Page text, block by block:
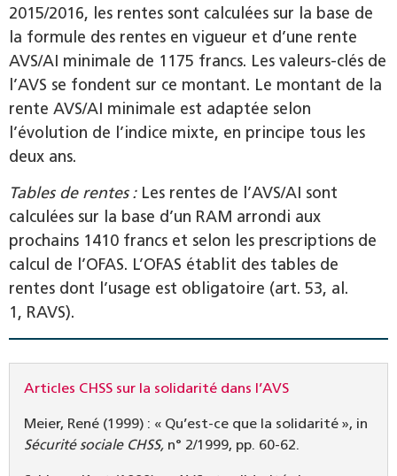
2015/2016, les rentes sont calculées sur la base de
la formule des rentes en vigueur et d’une rente
AVS/AI minimale de 1175 francs. Les valeurs-clés de
l’AVS se fondent sur ce montant. Le montant de la
rente AVS/AI minimale est adaptée selon
l’évolution de l’indice mixte, en principe tous les
deux ans.
Tables de rentes :Les rentes de l’AVS/AI sont
calculées sur la base d’un RAM arrondi aux
prochains 1410 francs et selon les prescriptions de
calcul de l’OFAS. L’OFAS établit des tables de
rentes dont l’usage est obligatoire (art. 53, al.
1, RAVS).
Articles CHSS sur la solidarité dans l’AVS
Meier, René (1999) : « Qu’est-ce que la solidarité », in
Sécurité sociale CHSS, n° 2/1999, pp. 60-62.